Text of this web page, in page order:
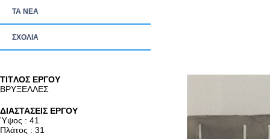
ΤΑ ΝEΑ
ΣΧΟΛΙΑ
TITΛΟΣ ΕΡΓΟΥ
ΒΡΥΞΕΛΛΕΣ
ΔΙΑΣΤΑΣΕΙΣ ΕΡΓΟΥ
Ύψος : 41
Πλάτος : 31